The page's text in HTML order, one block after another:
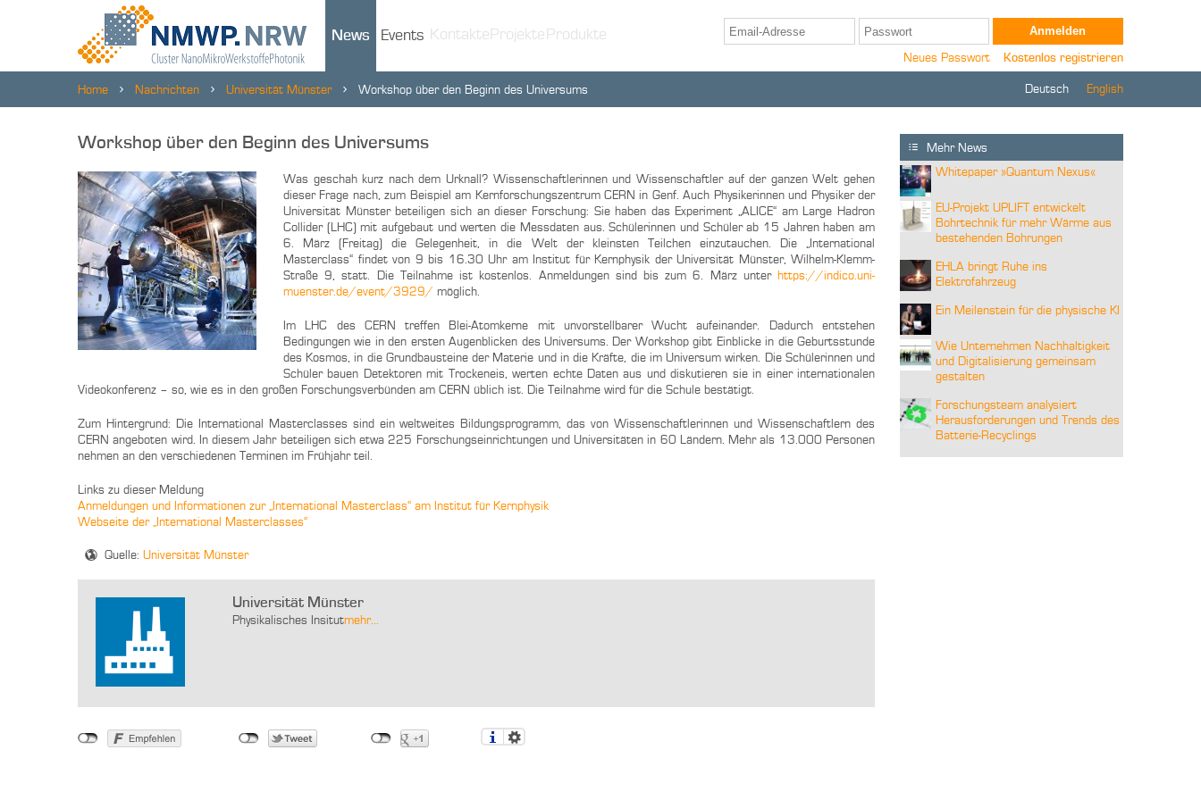
News Events Kontakte Projekte Produkte
Neues Passwort Kostenlos registrieren
Home Nachrichten Universität Münster Workshop über den Beginn des Universums Deutsch English
Workshop über den Beginn des Universums
Was geschah kurz nach dem Urknall? Wissenschaftlerinnen und Wissenschaftler auf der ganzen Welt gehen
dieser Frage nach, zum Beispiel am Kernforschungszentrum CERN in Genf. Auch Physikerinnen und Physiker der
Universität Münster beteiligen sich an dieser Forschung: Sie haben das Experiment „ALICE“ am Large Hadron
Collider (LHC) mit aufgebaut und werten die Messdaten aus. Schülerinnen und Schüler ab 15 Jahren haben am
6. März (Freitag) die Gelegenheit, in die Welt der kleinsten Teilchen einzutauchen. Die „International
Masterclass“ findet von 9 bis 16.30 Uhr am Institut für Kernphysik der Universität Münster, Wilhelm-Klemm-
Straße 9, statt. Die Teilnahme ist kostenlos. Anmeldungen sind bis zum 6. März unter https://indico.uni-
muenster.de/event/3929/ möglich.
Im LHC des CERN treffen Blei-Atomkerne mit unvorstellbarer Wucht aufeinander. Dadurch entstehen
Bedingungen wie in den ersten Augenblicken des Universums. Der Workshop gibt Einblicke in die Geburtsstunde
des Kosmos, in die Grundbausteine der Materie und in die Kräfte, die im Universum wirken. Die Schülerinnen und
Schüler bauen Detektoren mit Trockeneis, werten echte Daten aus und diskutieren sie in einer internationalen
Videokonferenz – so, wie es in den großen Forschungsverbünden am CERN üblich ist. Die Teilnahme wird für die Schule bestätigt.
Zum Hintergrund: Die International Masterclasses sind ein weltweites Bildungsprogramm, das von Wissenschaftlerinnen und Wissenschaftlern des
CERN angeboten wird. In diesem Jahr beteiligen sich etwa 225 Forschungseinrichtungen und Universitäten in 60 Ländern. Mehr als 13.000 Personen
nehmen an den verschiedenen Terminen im Frühjahr teil.
Links zu dieser Meldung
Anmeldungen und Informationen zur „International Masterclass“ am Institut für Kernphysik
Webseite der „International Masterclasses“
Quelle: Universität Münster
Universität Münster
Physikalisches Insitutmehr...
Mehr News
Whitepaper »Quantum Nexus«
EU-Projekt UPLIFT entwickelt
Bohrtechnik für mehr Wärme aus
bestehenden Bohrungen
EHLA bringt Ruhe ins
Elektrofahrzeug
Ein Meilenstein für die physische KI
Wie Unternehmen Nachhaltigkeit
und Digitalisierung gemeinsam
gestalten
Forschungsteam analysiert
Herausforderungen und Trends des
Batterie-Recyclings